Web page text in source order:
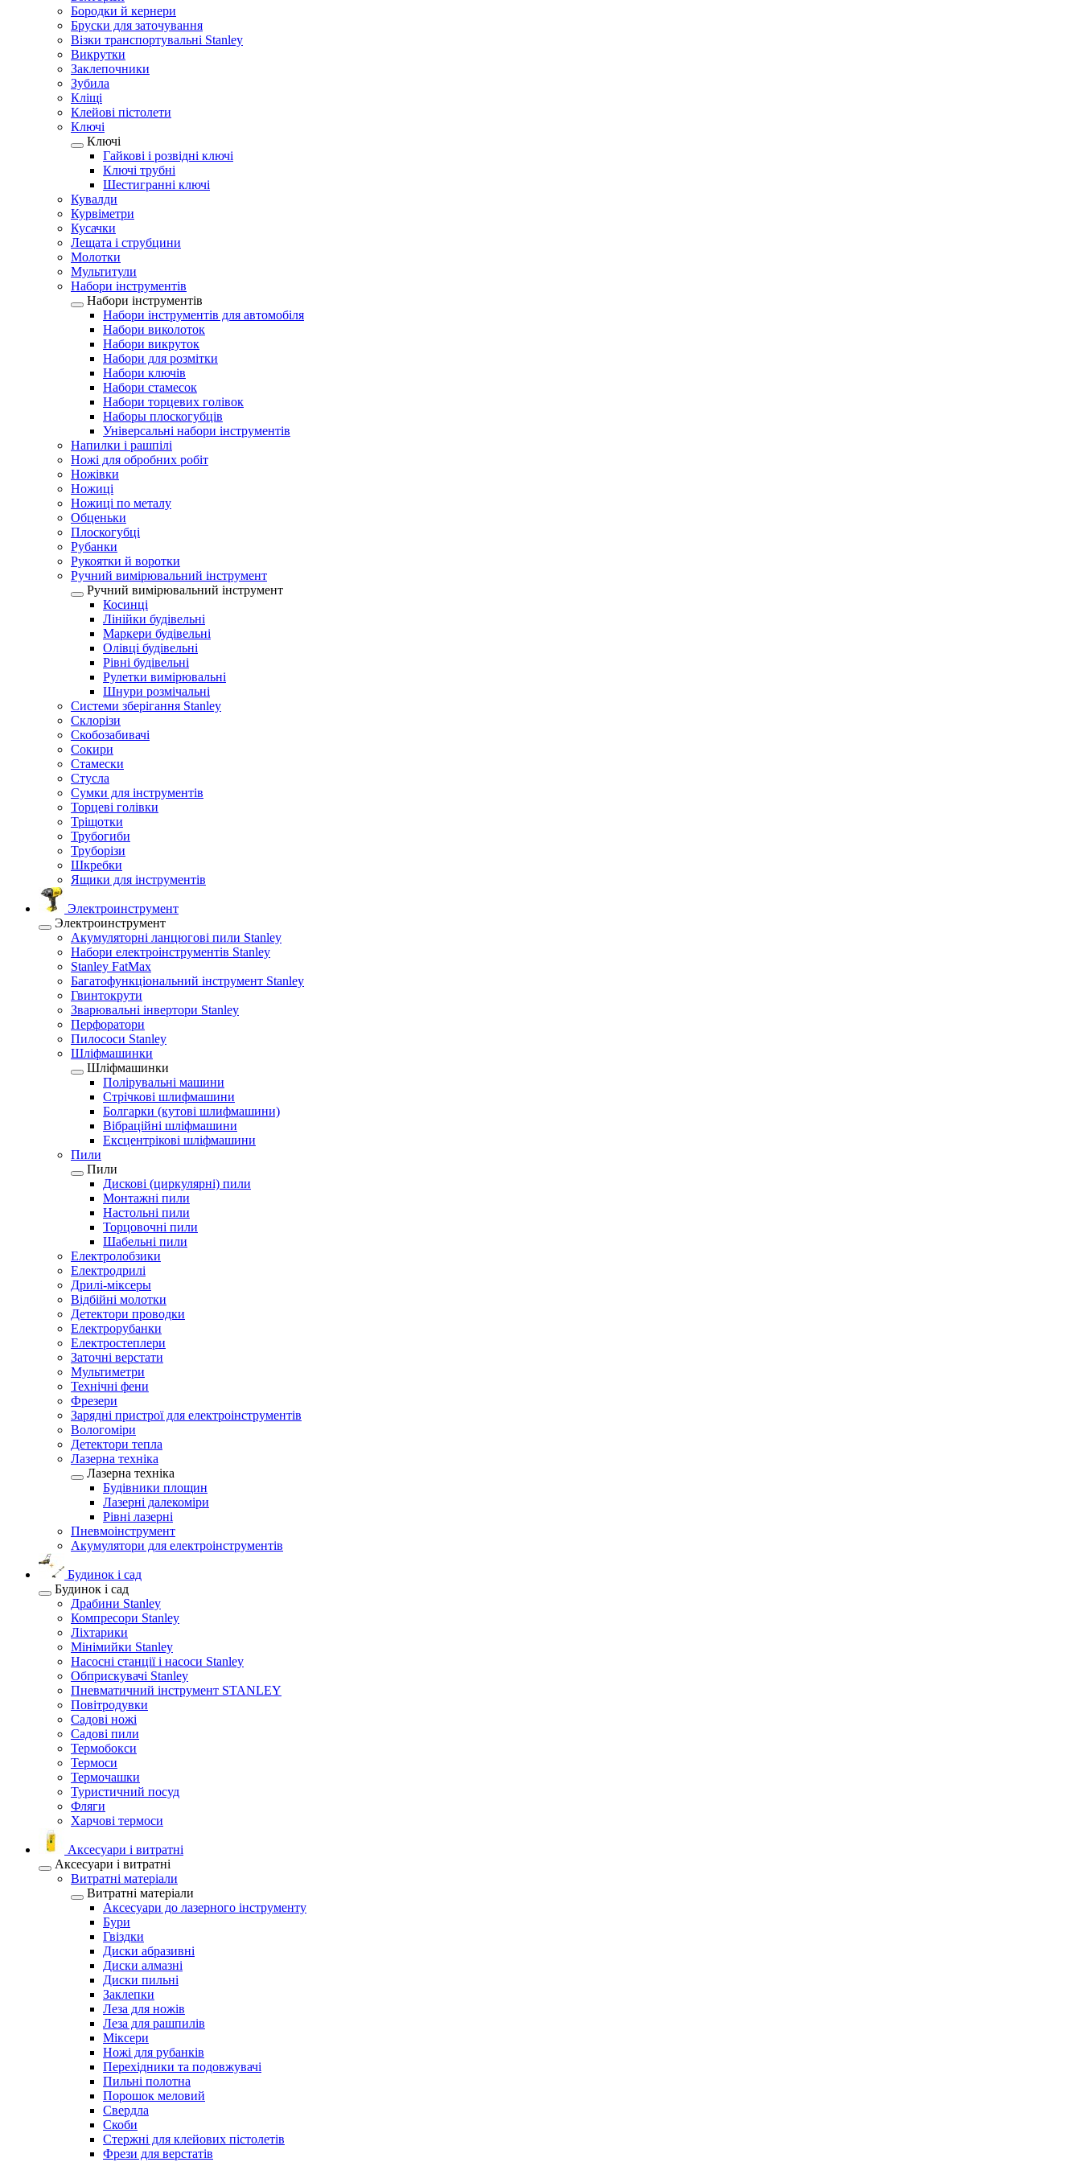
Бородки й кернери
Бруски для заточування
Візки транспортувальні Stanley
Викрутки
Заклепочники
Зубила
Кліщі
Клейові пістолети
Ключі
Ключі
Гайкові і розвідні ключі
Ключі трубні
Шестигранні ключі
Кувалди
Курвіметри
Кусачки
Лещата і струбцини
Молотки
Мультитули
Набори інструментів
Набори інструментів
Набори інструментів для автомобіля
Набори виколоток
Набори викруток
Набори для розмітки
Набори ключів
Набори стамесок
Набори торцевих голівок
Наборы плоскогубців
Універсальні набори інструментів
Напилки і рашпілі
Ножі для обробних робіт
Ножівки
Ножиці
Ножиці по металу
Обценьки
Плоскогубці
Рубанки
Рукоятки й воротки
Ручний вимірювальний інструмент
Ручний вимірювальний інструмент
Косинці
Лінійки будівельні
Маркери будівельні
Олівці будівельні
Рівні будівельні
Рулетки вимірювальні
Шнури розмічальні
Системи зберігання Stanley
Склорізи
Скобозабивачі
Сокири
Стамески
Стусла
Сумки для інструментів
Торцеві голівки
Тріщотки
Трубогиби
Труборізи
Шкребки
Ящики для інструментів
Электроинструмент
Электроинструмент
Акумуляторні ланцюгові пили Stanley
Набори електроінструментів Stanley
Stanley FatMax
Багатофункціональний інструмент Stanley
Гвинтокрути
Зварювальні інвертори Stanley
Перфоратори
Пилососи Stanley
Шліфмашинки
Шліфмашинки
Полірувальні машини
Стрічкові шлифмашини
Болгарки (кутові шлифмашини)
Вібраційні шліфмашини
Ексцентрікові шліфмашини
Пили
Пили
Дискові (циркулярні) пили
Монтажні пили
Настольні пили
Торцовочні пили
Шабельні пили
Електролобзики
Електродрилі
Дрилі-міксеры
Відбійні молотки
Детектори проводки
Електрорубанки
Електростеплери
Заточні верстати
Мультиметри
Технічні фени
Фрезери
Зарядні пристрої для електроінструментів
Вологоміри
Детектори тепла
Лазерна техніка
Лазерна техніка
Будівники площин
Лазерні далекоміри
Рівні лазерні
Пневмоінструмент
Акумулятори для електроінструментів
Будинок і сад
Будинок і сад
Драбини Stanley
Компресори Stanley
Ліхтарики
Мінімийки Stanley
Насосні станції і насоси Stanley
Обприскувачі Stanley
Пневматичний інструмент STANLEY
Повітродувки
Садові ножі
Садові пили
Термобокси
Термоси
Термочашки
Туристичний посуд
Фляги
Харчові термоси
Аксесуари і витратні
Аксесуари і витратні
Витратні матеріали
Витратні матеріали
Аксесуари до лазерного інструменту
Бури
Гвіздки
Диски абразивні
Диски алмазні
Диски пильні
Заклепки
Леза для ножів
Леза для рашпилів
Міксери
Ножі для рубанків
Перехідники та подовжувачі
Пильні полотна
Порошок меловий
Свердла
Скоби
Стержні для клейових пістолетів
Фрези для верстатів